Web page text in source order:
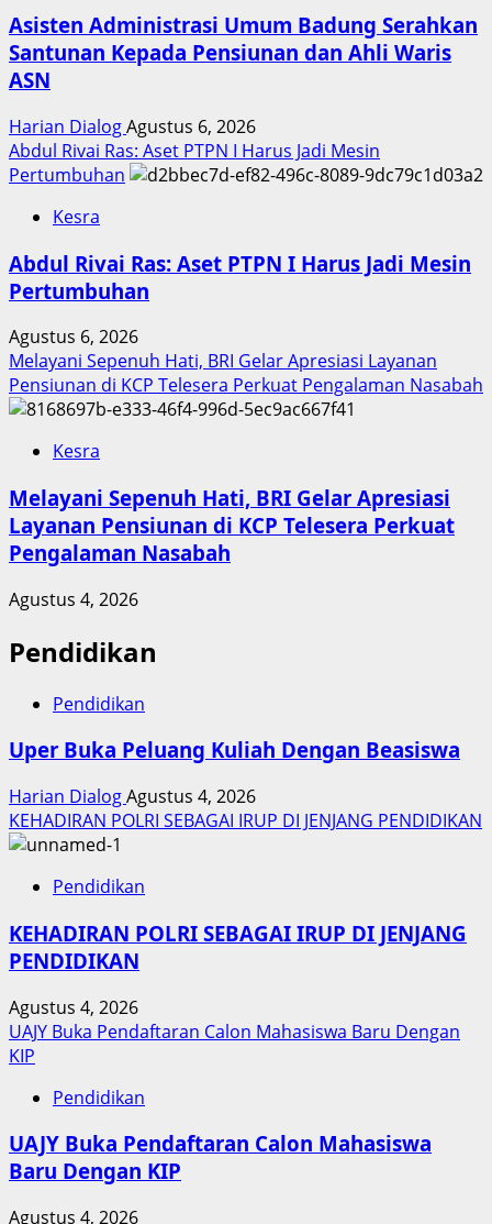
Asisten Administrasi Umum Badung Serahkan
Santunan Kepada Pensiunan dan Ahli Waris
ASN
Harian DialogAgustus 6, 2026
Abdul Rivai Ras: Aset PTPN I Harus Jadi Mesin
Pertumbuhan
Kesra
Abdul Rivai Ras: Aset PTPN I Harus Jadi Mesin
Pertumbuhan
Agustus 6, 2026
Melayani Sepenuh Hati, BRI Gelar Apresiasi Layanan
Pensiunan di KCP Telesera Perkuat Pengalaman Nasabah
Kesra
Melayani Sepenuh Hati, BRI Gelar Apresiasi
Layanan Pensiunan di KCP Telesera Perkuat
Pengalaman Nasabah
Agustus 4, 2026
Pendidikan
Pendidikan
Uper Buka Peluang Kuliah Dengan Beasiswa
Harian DialogAgustus 4, 2026
KEHADIRAN POLRI SEBAGAI IRUP DI JENJANG PENDIDIKAN
Pendidikan
KEHADIRAN POLRI SEBAGAI IRUP DI JENJANG
PENDIDIKAN
Agustus 4, 2026
UAJY Buka Pendaftaran Calon Mahasiswa Baru Dengan
KIP
Pendidikan
UAJY Buka Pendaftaran Calon Mahasiswa
Baru Dengan KIP
Agustus 4, 2026